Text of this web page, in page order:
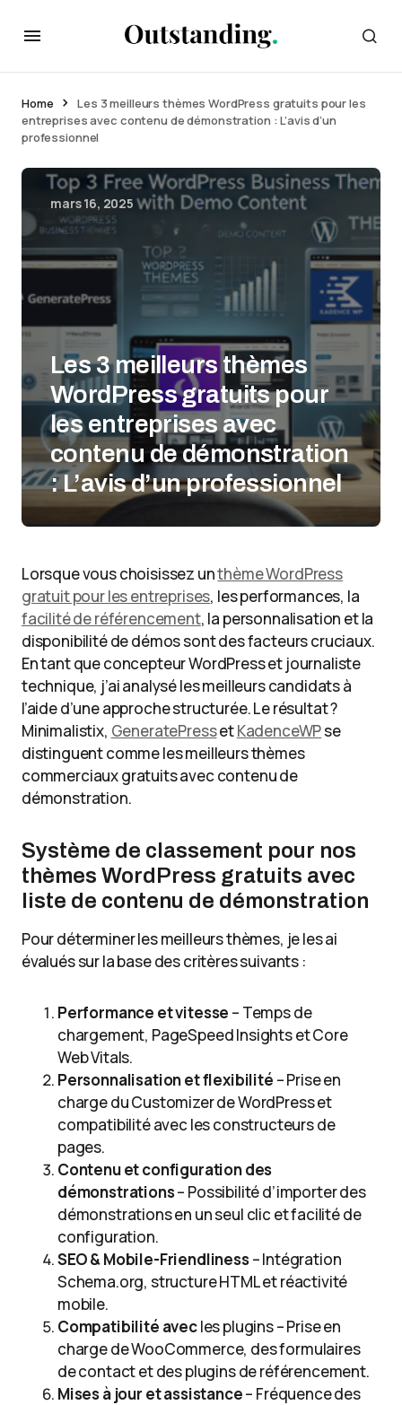
Home
Les 3 meilleurs thèmes WordPress gratuits pour les
entreprises avec contenu de démonstration : L’avis d’un
professionnel
mars 16, 2025
Les 3 meilleurs thèmes
WordPress gratuits pour
les entreprises avec
contenu de démonstration
: L’avis d’un professionnel
Lorsque vous choisissez unthème WordPress
gratuit pour les entreprises, les performances, la
facilité de référencement, la personnalisation et la
disponibilité de démos sont des facteurs cruciaux.
En tant que concepteur WordPress et journaliste
technique, j’ai analysé les meilleurs candidats à
l’aide d’une approche structurée. Le résultat ?
Minimalistix, GeneratePressetKadenceWPse
distinguent comme les meilleurs thèmes
commerciaux gratuits avec contenu de
démonstration.
Système de classement pour nos
thèmes WordPress gratuits avec
liste de contenu de démonstration
Pour déterminer les meilleurs thèmes, je les ai
évalués sur la base des critères suivants :
Performance et vitesse – Temps de
chargement, PageSpeed Insights et Core
Web Vitals.
Personnalisation et flexibilité – Prise en
charge du Customizer de WordPress et
compatibilité avec les constructeurs de
pages.
Contenu et configuration des
démonstrations– Possibilité d’importer des
démonstrations en un seul clic et facilité de
configuration.
SEO & Mobile-Friendliness – Intégration
Schema.org, structure HTML et réactivité
mobile.
Compatibilité avecles plugins – Prise en
charge de WooCommerce, des formulaires
de contact et des plugins de référencement.
Mises à jour et assistance– Fréquence des